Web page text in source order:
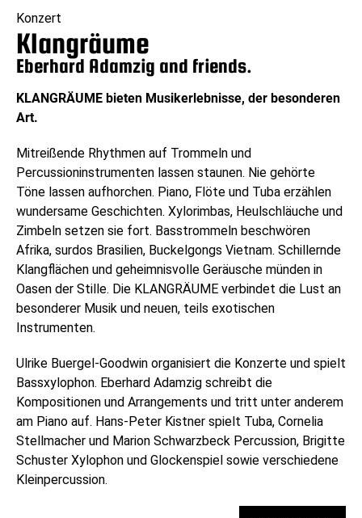
Konzert
Klangräume
Eberhard Adamzig and friends.
KLANGRÄUME bieten Musikerlebnisse, der besonderen
Art.
Mitreißende Rhythmen auf Trommeln und
Percussioninstrumenten lassen staunen. Nie gehörte
Töne lassen aufhorchen. Piano, Flöte und Tuba erzählen
wundersame Geschichten. Xylorimbas, Heulschläuche und
Zimbeln setzen sie fort. Basstrommeln beschwören
Afrika, surdos Brasilien, Buckelgongs Vietnam. Schillernde
Klangflächen und geheimnisvolle Geräusche münden in
Oasen der Stille. Die KLANGRÄUME verbindet die Lust an
besonderer Musik und neuen, teils exotischen
Instrumenten.
Ulrike Buergel-Goodwin organisiert die Konzerte und spielt
Bassxylophon. Eberhard Adamzig schreibt die
Kompositionen und Arrangements und tritt unter anderem
am Piano auf. Hans-Peter Kistner spielt Tuba, Cornelia
Stellmacher und Marion Schwarzbeck Percussion, Brigitte
Schuster Xylophon und Glockenspiel sowie verschiedene
Kleinpercussion.